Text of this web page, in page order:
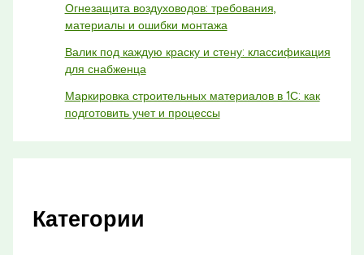
Огнезащита воздуховодов: требования,
материалы и ошибки монтажа
Валик под каждую краску и стену: классификация
для снабженца
Маркировка строительных материалов в 1С: как
подготовить учет и процессы
Категории